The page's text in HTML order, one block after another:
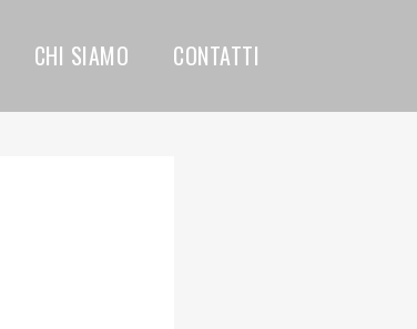
CHI SIAMO CONTATTI